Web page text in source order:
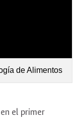
de Alimentos
el primer